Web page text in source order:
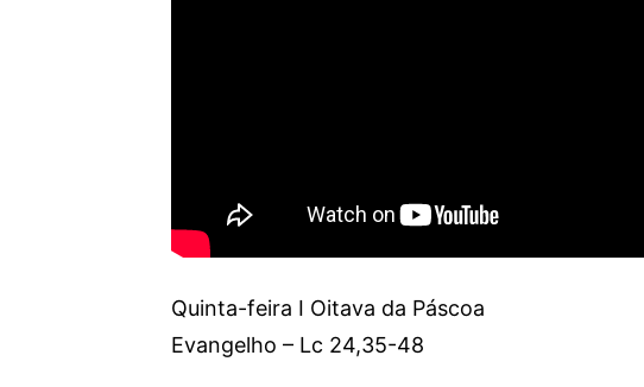
Quinta-feira I Oitava da Páscoa
Evangelho – Lc 24,35-48